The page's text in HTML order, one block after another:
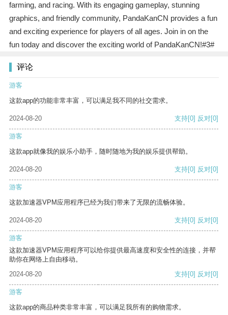
farming, and racing. With its engaging gameplay, stunning
graphics, and friendly community, PandaKanCN provides a fun
and exciting experience for players of all ages. Join in on the
fun today and discover the exciting world of PandaKanCN!#3#
评论
游客
这款app的功能非常丰富，可以满足我不同的社交需求。
2024-08-20 支持[0] 反对[0]
游客
这款app就像我的娱乐小助手，随时随地为我的娱乐提供帮助。
2024-08-20 支持[0] 反对[0]
游客
这款加速器VPM应用程序已经为我们带来了无限的流畅体验。
2024-08-20 支持[0] 反对[0]
游客
这款加速器VPM应用程序可以给你提供最高速度和安全性的连接，并帮
助你在网络上自由移动。
2024-08-20
支持[0] 反对[0]
游客
这款app的商品种类非常丰富，可以满足我所有的购物需求。